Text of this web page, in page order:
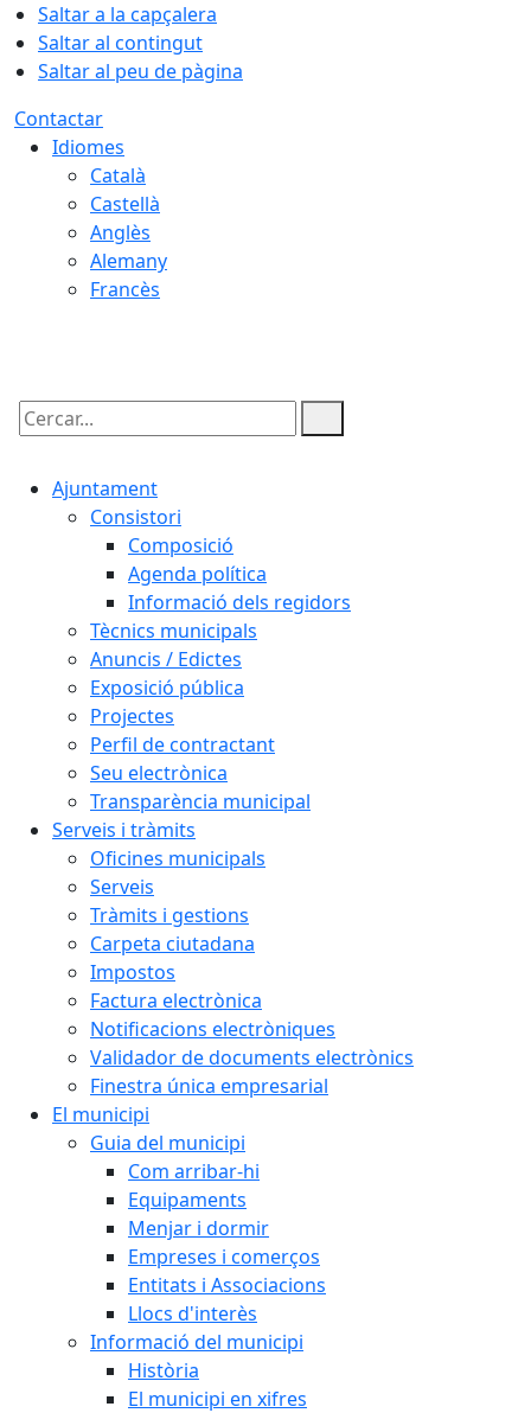
Saltar a la capçalera
Saltar al contingut
Saltar al peu de pàgina
Contactar
Idiomes
Català
Castellà
Anglès
Alemany
Francès
Cercar:
Ajuntament
Consistori
Composició
Agenda política
Informació dels regidors
Tècnics municipals
Anuncis / Edictes
Exposició pública
Projectes
Perfil de contractant
Seu electrònica
Transparència municipal
Serveis i tràmits
Oficines municipals
Serveis
Tràmits i gestions
Carpeta ciutadana
Impostos
Factura electrònica
Notificacions electròniques
Validador de documents electrònics
Finestra única empresarial
El municipi
Guia del municipi
Com arribar-hi
Equipaments
Menjar i dormir
Empreses i comerços
Entitats i Associacions
Llocs d'interès
Informació del municipi
Història
El municipi en xifres